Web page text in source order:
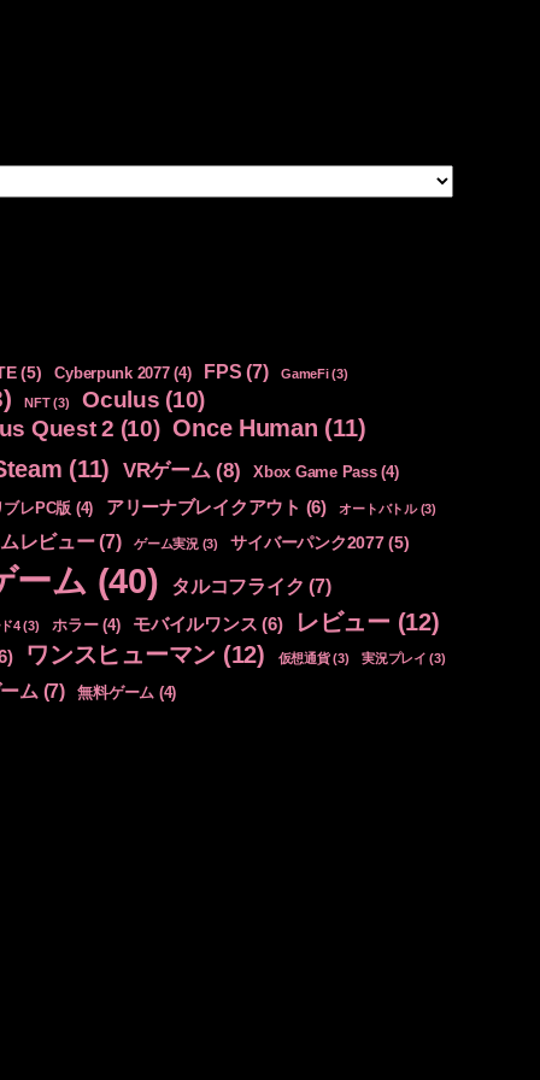
(5) Cyberpunk 2077(4) FPS (7) GameFi(3)
NFT(3) Oculus (10)
Quest 2 (10) Once Human (11)
(11) VRゲーム (8) Xbox Game Pass(4)
ブレPC版 (4) アリーナブレイクアウト (6) オートバトル(3)
レビュー(7) ゲーム実況(3) サイバーパンク2077(5)
ーム (40) タルコフライク (7)
4(3) ホラー(4) モバイルワンス (6) レビュー (12)
ワンスヒューマン (12) 仮想通貨(3) 実況プレイ (3)
ム (7) 無料ゲーム (4)